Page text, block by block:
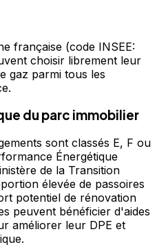
française (code INSEE:
choisir librement leur
gaz parmi tous les
du parc immobilier
sont classés E, F ou
Énergétique
de la Transition
élevée de passoires
potentiel de rénovation
peuvent bénéficier d'aides
améliorer leur DPE et